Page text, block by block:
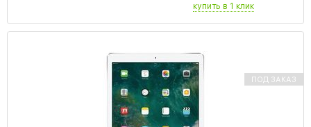
купить в 1 клик
ПОД ЗАКАЗ